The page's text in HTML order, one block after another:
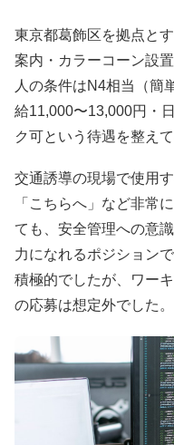
東京都葛飾区を拠点と
案内・カラーコーン設
人の条件はN4相当（簡
給11,000〜13,000円・
ク可という待遇を整えて
交通誘導の現場で使用
「こちらへ」など非常
ても、安全管理への意
力になれるポジション
積極的でしたが、ワー
の応募は想定外でした。